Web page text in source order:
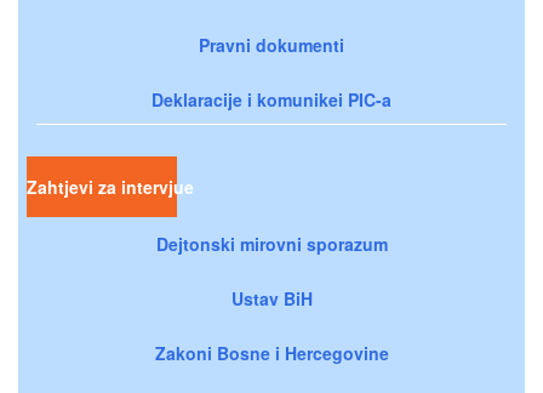
Pravni dokumenti
Deklaracije i komunikei PIC-a
Zahtjevi za intervjue
Dejtonski mirovni sporazum
Ustav BiH
Zakoni Bosne i Hercegovine